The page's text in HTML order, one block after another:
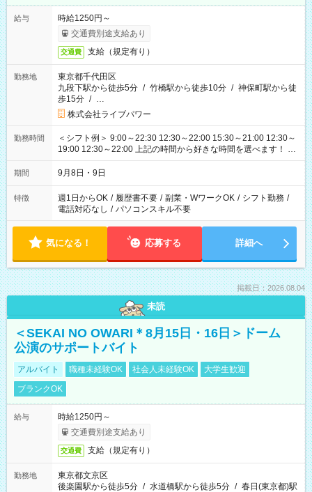
給与
時給1250円～
交通費別途支給あり
交通費 支給（規定有り）
勤務地
東京都千代田区
九段下駅から徒歩5分 / 竹橋駅から徒歩10分 / 神保町駅から徒
歩15分 / …
株式会社ライブパワー
勤務時間
＜シフト例＞ 9:00～22:30 12:30～22:00 15:30～21:00 12:30～
19:00 12:30～22:00 上記の時間から好きな時間を選べます！ ※
時間は変更となる可能性があります
期間 9月8日・9日
特徴 週1日からOK / 履歴書不要 / 副業・WワークOK / シフト勤務 /
電話対応なし / パソコンスキル不要
気になる！ 応募する 詳細へ
掲載日：2026.08.04
未読
＜SEKAI NO OWARI＊8月15日・16日＞ドーム
公演のサポートバイト
アルバイト 職種未経験OK 社会人未経験OK
大学生歓迎
ブランクOK
給与
時給1250円～
交通費別途支給あり
交通費 支給（規定有り）
勤務地
東京都文京区
後楽園駅から徒歩5分 / 水道橋駅から徒歩5分 / 春日(東京都)駅